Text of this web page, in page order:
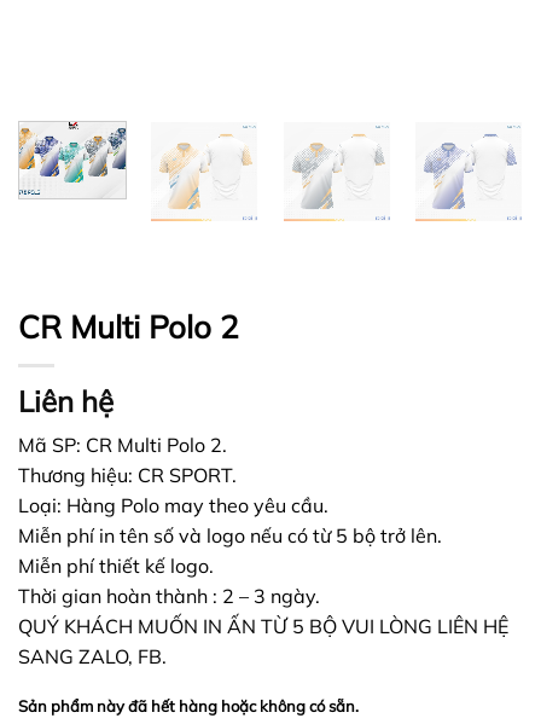
CR Multi Polo 2
Liên hệ
Mã SP: CR Multi Polo 2.
Thương hiệu: CR SPORT.
Loại: Hàng Polo may theo yêu cầu.
Miễn phí in tên số và logo nếu có từ 5 bộ trở lên.
Miễn phí thiết kế logo.
Thời gian hoàn thành : 2 – 3 ngày.
QUÝ KHÁCH MUỐN IN ẤN TỪ 5 BỘ VUI LÒNG LIÊN HỆ
SANG ZALO, FB.
Sản phẩm này đã hết hàng hoặc không có sẵn.